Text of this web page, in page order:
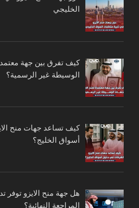
الخليجي
كيف تفرق بين جهة
الوسيطة غير الرسمية؟
كيف تساعد جهات منح
أسواق الخليج؟
هل جهة منح الايزو توفر
المراجعة النهائية؟